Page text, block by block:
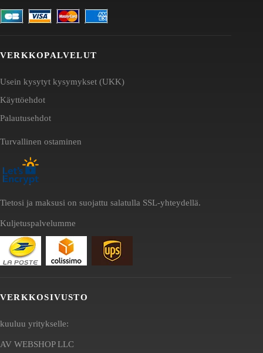
VERKKOPALVELUT
Usein kysytyt kysymykset (UKK)
Käyttöehdot
Palautusehdot
Turvallinen ostaminen
Tietosi ja maksusi on suojattu salatulla SSL-yhteydellä.
Kuljetuspalvelumme
VERKKOSIVUSTO
kuuluu yritykselle:
AV WEBSHOP LLC